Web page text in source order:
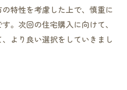
特性を考慮した上で、慎重に
。次回の住宅購入に向けて、
より良い選択をしていきまし